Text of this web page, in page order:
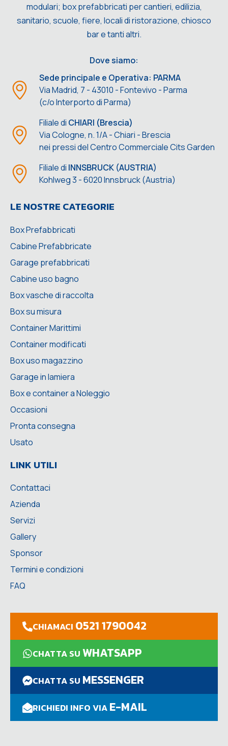
modulari; box prefabbricati per cantieri, edilizia,
sanitario, scuole, fiere, locali di ristorazione, chiosco
bar e tanti altri.
Dove siamo:
Sede principale e Operativa: PARMA
Via Madrid, 7 - 43010 - Fontevivo - Parma
(c/o Interporto di Parma)
Filiale di CHIARI (Brescia)
Via Cologne, n. 1/A - Chiari - Brescia
nei pressi del Centro Commerciale Cits Garden
Filiale di INNSBRUCK (AUSTRIA)
Kohlweg 3 - 6020 Innsbruck (Austria)
LE NOSTRE CATEGORIE
Box Prefabbricati
Cabine Prefabbricate
Garage prefabbricati
Cabine uso bagno
Box vasche di raccolta
Box su misura
Container Marittimi
Container modificati
Box uso magazzino
Garage in lamiera
Box e container a Noleggio
Occasioni
Pronta consegna
Usato
LINK UTILI
Contattaci
Azienda
Servizi
Gallery
Sponsor
Termini e condizioni
FAQ
CHIAMACI 0521 1790042
CHATTA SUWHATSAPP
CHATTA SU MESSENGER
RICHIEDI INFO VIAE-MAIL